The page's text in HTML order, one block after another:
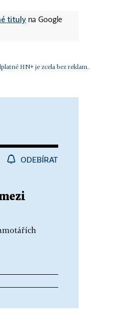
tituly na Google
HN+ je zcela bez reklam.
ODEBÍRAT